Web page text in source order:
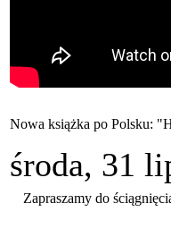
Nowa książka po Polsku:
środa, 31
Zapraszamy do